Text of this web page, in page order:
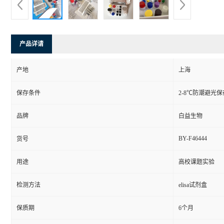
产品详请
产地 上海
保存条件 2-8℃防潮避光保
品牌 白益生物
货号 BY-F46444
用途 高校课题实验
检测方法 elisa试剂盒
保质期 6个月